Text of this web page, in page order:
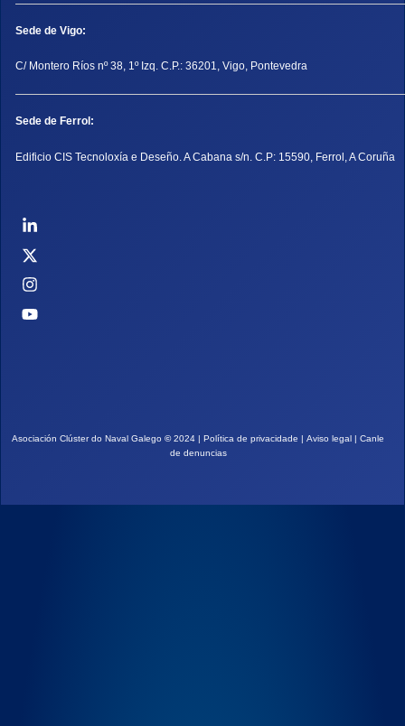
Sede de Vigo:
C/ Montero Ríos nº 38, 1º Izq. C.P.: 36201, Vigo, Pontevedra
Sede de Ferrol:
Edificio CIS Tecnoloxía e Deseño. A Cabana s/n. C.P: 15590, Ferrol, A Coruña
Asociación Clúster do Naval Galego ©2024 | Política de privacidade Aviso legal
Canle
de denuncias